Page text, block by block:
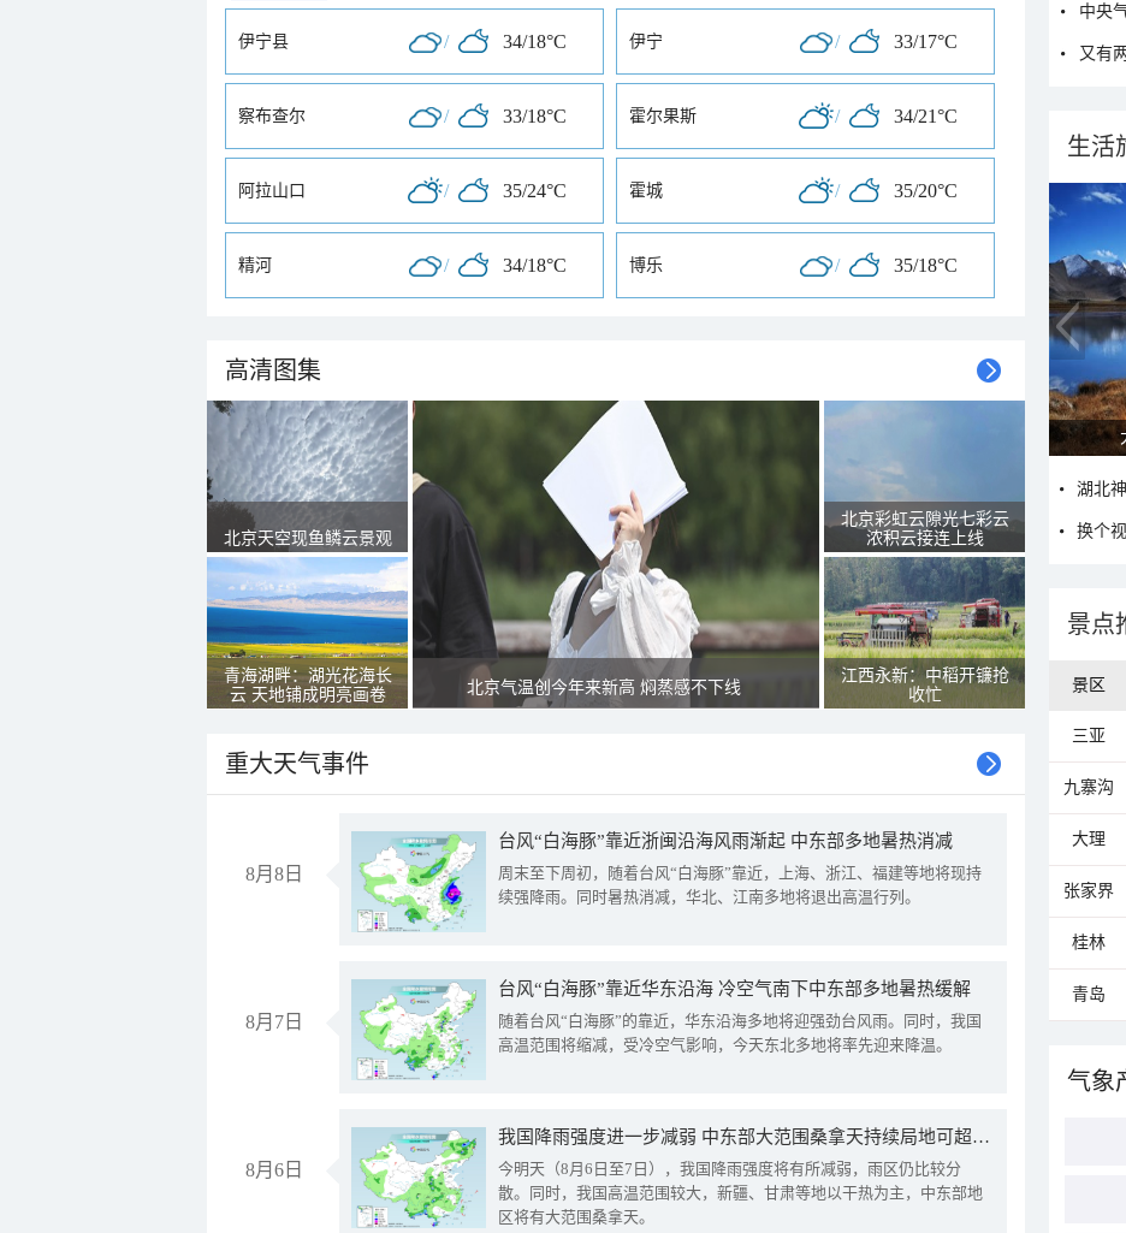
伊宁县 / 34/18°C 伊宁 / 33/17°C
察布查尔 / 33/18°C 霍尔果斯 / 34/21°C
阿拉山口 / 35/24°C 霍城 / 35/20°C
精河 / 34/18°C 博乐 / 35/18°C
高清图集
北京天空现鱼鳞云景观
青海湖畔：湖光花海长
云 天地铺成明亮画卷
北京气温创今年来新高 焖蒸感不下线
北京彩虹云隙光七彩云
浓积云接连上线
江西永新：中稻开镰抢
收忙
重大天气事件
8月8日
台风“白海豚”靠近浙闽沿海风雨渐起 中东部多地暑热消减
周末至下周初，随着台风“白海豚”靠近，上海、浙江、福建等地将现持
续强降雨。同时暑热消减，华北、江南多地将退出高温行列。
8月7日
台风“白海豚”靠近华东沿海 冷空气南下中东部多地暑热缓解
随着台风“白海豚”的靠近，华东沿海多地将迎强劲台风雨。同时，我国
高温范围将缩减，受冷空气影响，今天东北多地将率先迎来降温。
8月6日
我国降雨强度进一步减弱 中东部大范围桑拿天持续局地可超38℃
今明天（8月6日至7日），我国降雨强度将有所减弱，雨区仍比较分
散。同时，我国高温范围较大，新疆、甘肃等地以干热为主，中东部地
区将有大范围桑拿天。
又有
生活
立
湖北
换个
景点
景区
三亚
九寨沟
大理
张家界
桂林
青岛
气象